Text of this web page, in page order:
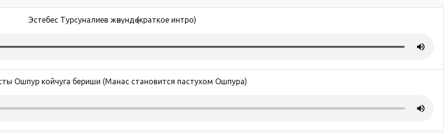
Эстебес Турсуналиев жөнүндө (краткое интро)
Ошпур койчуга бериши (Манас становится пастухом Ошпура)